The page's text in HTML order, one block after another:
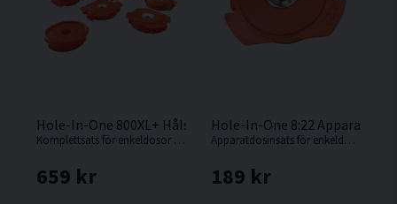
Hole-In-One 800XL+ Hålsökarsats 6 delar
Komplettsats för enkeldosor som används för att lokalisera apparat- & kopplingsdosor efter en skiva monterats utanpå.
659 kr
Hole-In-One 8:22
Apparatdosinsats för enkeldosa som fästs inuti en apparatdosa för att möjliggöra att hålsökaren (säljs separat) kan hitta dosan genom en yttre skiva.
189 kr